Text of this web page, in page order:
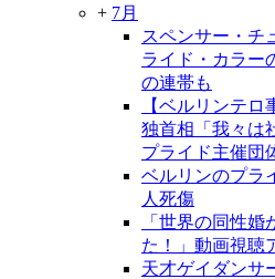
+ 7月
スペンサー・チ
ライド・カラー
の連帯も
【ベルリンテロ
独首相「我々は
プライド主催団
ベルリンのプラ
人死傷
「世界の同性
た！」動画視聴
天才ゲイダンサ